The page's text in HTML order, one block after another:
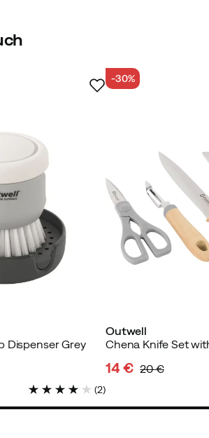
Dispenser Grey
(2)
Outwell
-30%
14 € 20 €